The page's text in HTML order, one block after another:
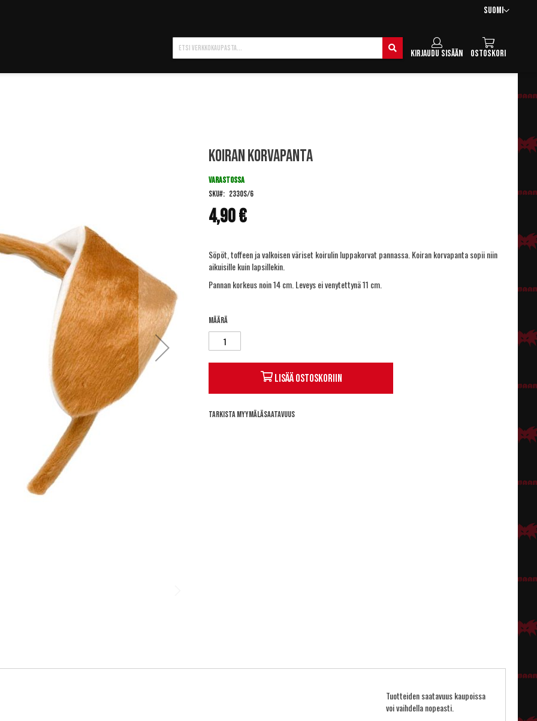
Kieli
Suomi
Ostoskori
Kirjaudu sisään
Hae
Koiran korvapanta
4,90 €
VARASTOSSA
SKU
2330S/6
Söpöt, toffeen ja valkoisen väriset koirulin luppakorvat pannassa. Koiran korvapanta sopii niin
aikuisille kuin lapsillekin.
Pannan korkeus noin 14 cm. Leveys ei venytettynä 11 cm.
Määrä
Lisää ostoskoriin
Tarkista myymäläsaatavuus
Tuotteiden saatavuus kaupoissa
voi vaihdella nopeasti.